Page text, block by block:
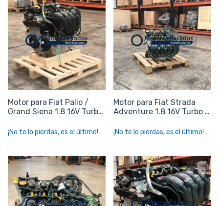
Motor para Fiat Palio /
Grand Siena 1.8 16V Turbo
¡No te lo pierdas, es el último!
Motor para Fiat Strada
Adventure 1.8 16V Turbo -
¡No te lo pierdas, es el último!